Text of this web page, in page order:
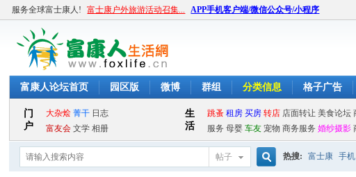
服务全球富士康人! 富士康户外旅游活动召集... APP手机客户端/微信公众号/小程序
富康人论坛首页 园区版 微博 群组 分类信息 格子广告
帖子 热搜: 富士康 手机